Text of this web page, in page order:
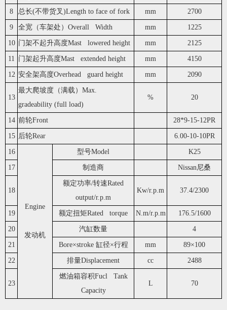
8 总长(不带货叉)Length to face of fork mm 2700
9 全宽（车架处）Overall Width mm 1225
10 门架不起升高度Mast lowered height mm 2125
11 门架起升高度Mast extended height mm 4150
12 安全架高度Overhead guard height mm 2090
13
最大爬坡度（满载）Max.
gradeability (full load)
% 20
14 前轮Front 28*9-15-12PR
15 后轮Rear 6.00-10-10PR
16
Engine
发动机
型号Model K25
17 制造商 Nissan尼桑
18
额定功率/转速Rated
output/r.p.m
Kw/r.p.m 37.4/2300
19 额定扭矩Rated torque N.m/r.p.m 176.5/1600
20 汽缸数量 4
21 Bore×stroke 缸径×行程 mm 89×100
22 排量Displacement cc 2488
23
燃油箱容积Fucl Tank
Capacity
L 70